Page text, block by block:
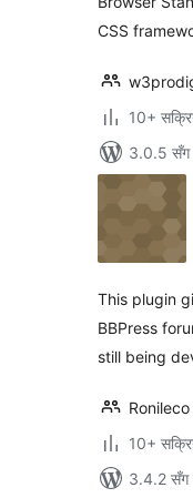
CSS
10+
3.0.5 सँग
This plugin
BBPress
still being
Ronileco
10+
3.4.2 सँग